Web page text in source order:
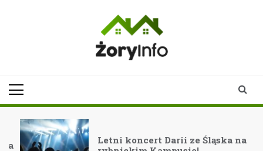
Letni koncert Darii ze Śląska na